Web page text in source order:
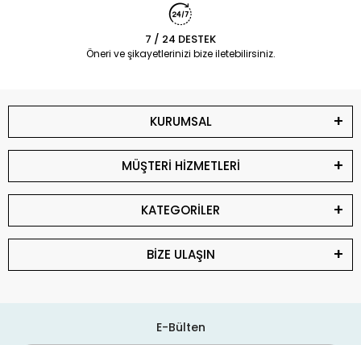
7 / 24 DESTEK
Öneri ve şikayetlerinizi bize iletebilirsiniz.
KURUMSAL
MÜŞTERİ HİZMETLERİ
KATEGORİLER
BİZE ULAŞIN
E-Bülten